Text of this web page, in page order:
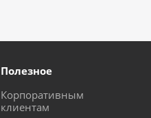
Полезное
Корпоративным
клиентам